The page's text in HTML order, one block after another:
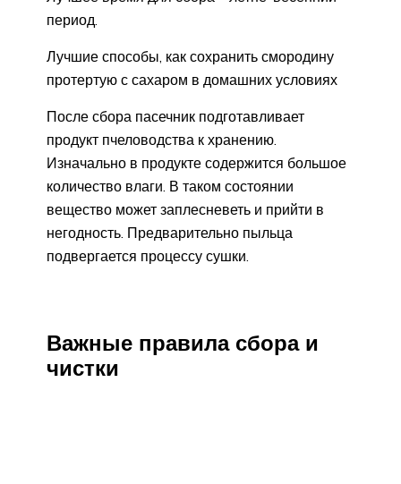
период.
Лучшие способы, как сохранить смородину
протертую с сахаром в домашних условиях
После сбора пасечник подготавливает
продукт пчеловодства к хранению.
Изначально в продукте содержится большое
количество влаги. В таком состоянии
вещество может заплесневеть и прийти в
негодность. Предварительно пыльца
подвергается процессу сушки.
Важные правила сбора и
чистки